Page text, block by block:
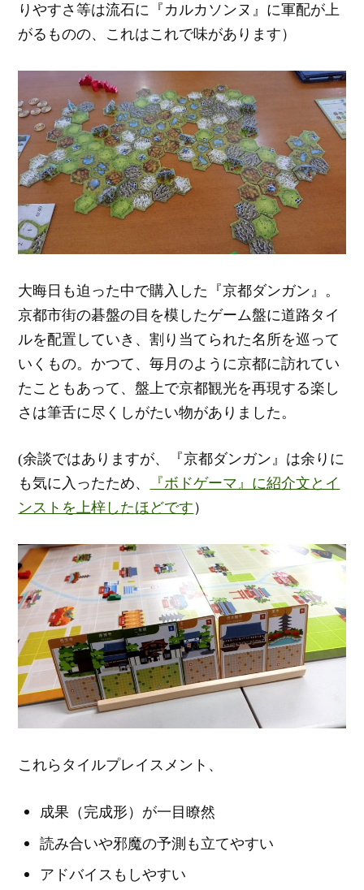
りやすさ等は流石に『カルカソンヌ』に軍配が上
がるものの、これはこれで味があります）
大晦日も迫った中で購入した『京都ダンガン』。
京都市街の碁盤の目を模したゲーム盤に道路タイ
ルを配置していき、割り当てられた名所を巡って
いくもの。かつて、毎月のように京都に訪れてい
たこともあって、盤上で京都観光を再現する楽し
さは筆舌に尽くしがたい物がありました。
(余談ではありますが、『京都ダンガン』は余りに
も気に入ったため、
『ボドゲーマ』に紹介文とイ
ンストを上梓したほどです ）
これらタイルプレイスメント、
成果（完成形）が一目瞭然
読み合いや邪魔の予測も立てやすい
アドバイスもしやすい